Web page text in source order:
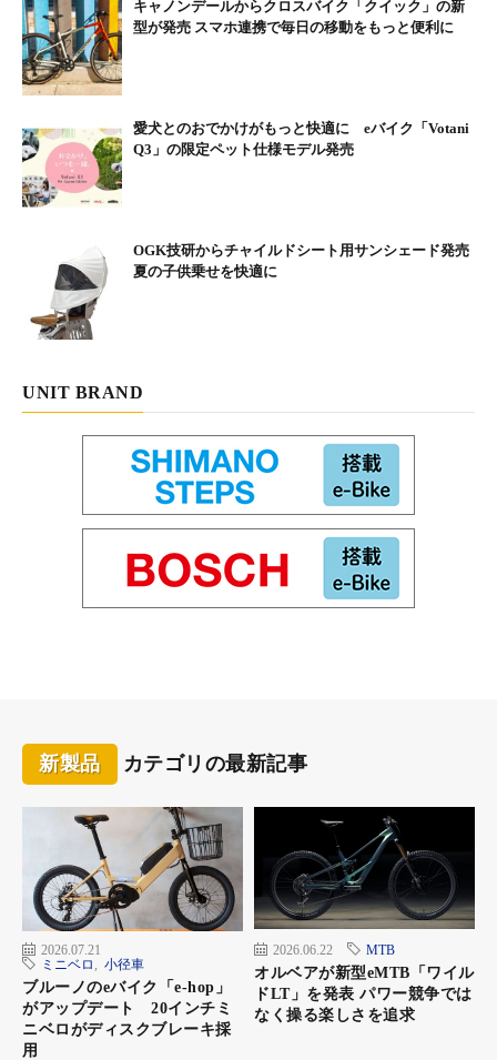
オープン価格
24型 ２色（ディープレッド、ノーブルネイビー）
キャノンデールからクロスバイク「クイック」の新
型が発売 スマホ連携で毎日の移動をもっと便利に
愛犬とのおでかけがもっと快適に eバイク「Votani
Q3」の限定ペット仕様モデル発売
OGK技研からチャイルドシート用サンシェード発売
夏の子供乗せを快適に
UNIT BRAND
新製品 カテゴリの最新記事
2026.07.21
ミニベロ
小径車
ブルーノのeバイク「e-hop」
がアップデート 20インチミ
ニベロがディスクブレーキ採
用
2026.06.22 MTB
オルベアが新型eMTB「ワイル
ドLT」を発表 パワー競争では
なく操る楽しさを追求